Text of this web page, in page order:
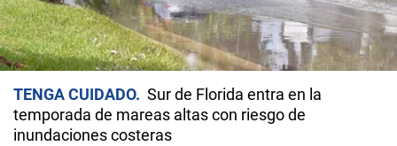
TENGA CUIDADO
Sur de Florida entra en la
temporada de mareas altas con riesgo de
inundaciones costeras